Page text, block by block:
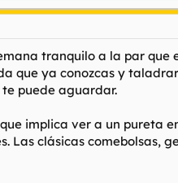
tranquilo a la par que
que ya conozcas y
puede aguardar.
implica ver a un
Las clásicas comebolsas,